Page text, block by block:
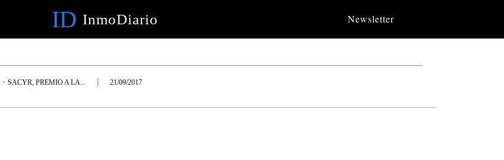
ID InmoDiario Newsletter
SACYR, PREMIO A LA... 21/09/2017